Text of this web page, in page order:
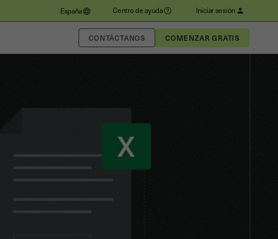
España Centro de ayuda Iniciar sesión
CONTÁCTANOS